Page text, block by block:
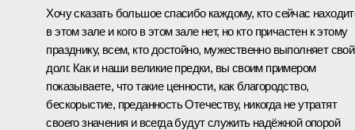
Хочу сказать большое спасибо каждому, кто сейчас
в этом зале и кого в этом зале нет, но кто причастен к этому
празднику, всем, кто достойно, мужественно выполняет свой
долг. Как и наши великие предки, вы своим примером
показываете, что такие ценности, как благородство,
бескорыстие, преданность Отечеству, никогда не утратят
своего значения и всегда будут служить надёжной опорой